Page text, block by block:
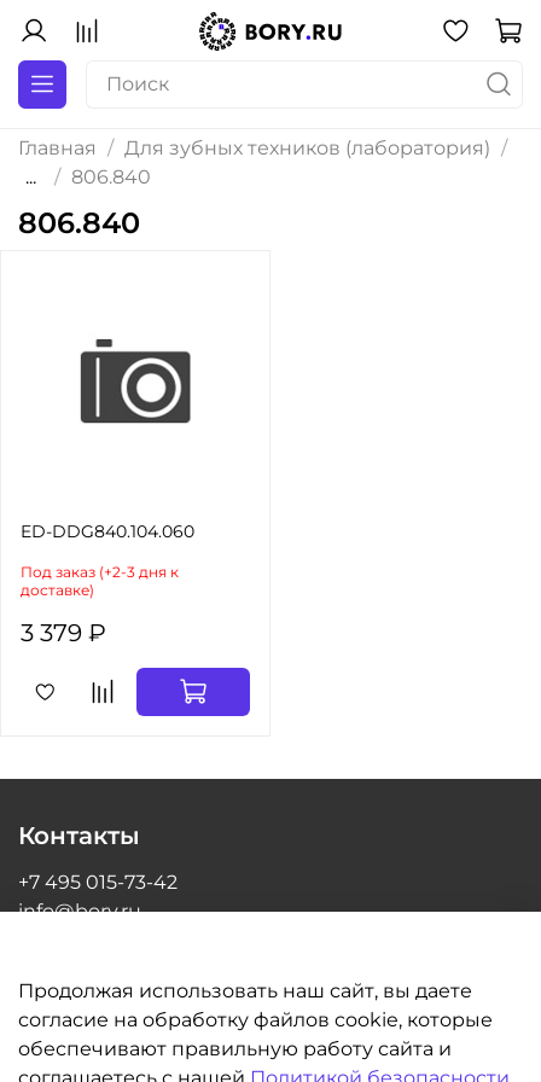
Главная
Для зубных техников (лаборатория)
...
806.840
806.840
ED-DDG840.104.060
Под заказ (+2-3 дня к
доставке)
3 379 ₽
Информация
Контакты
+7 495 015-73-42
info@bory.ru
Продолжая использовать наш сайт, вы даете
согласие на обработку файлов cookie, которые
обеспечивают правильную работу сайта и